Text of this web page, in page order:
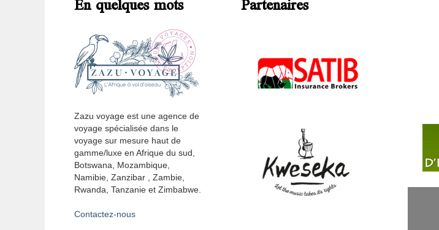
En quelques mots
Zazu voyage est une agence de
voyage spécialisée dans le
voyage sur mesure haut de
gamme/luxe en Afrique du sud,
Botswana, Mozambique,
Namibie, Zanzibar , Zambie,
Rwanda, Tanzanie et Zimbabwe.
Contactez-nous
Partenaires